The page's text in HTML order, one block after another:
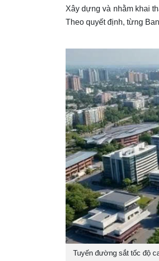
Xây dựng và nhằm khai
Theo quyết định, từng
Tuyến đường sắt tốc độ